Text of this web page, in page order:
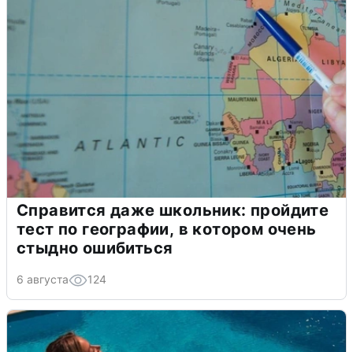
Справится даже школьник: пройдите
тест по географии, в котором очень
стыдно ошибиться
6 августа 124